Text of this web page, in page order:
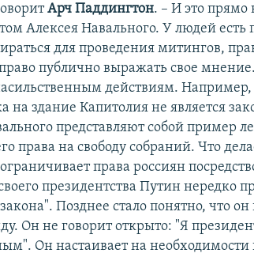
Арч Паддингтон. ­– И это прямо
Алексея Навального. У людей есть
для проведения митингов,
публично выражать свое
действиям.
на здание Капитолия не является
представляют собой пример
права на свободу собраний. Что
права россиян
президентства Путин нередко
Позднее стало понятно, что он
Он не говорит открыто: "Я
Он настаивает на необходимости